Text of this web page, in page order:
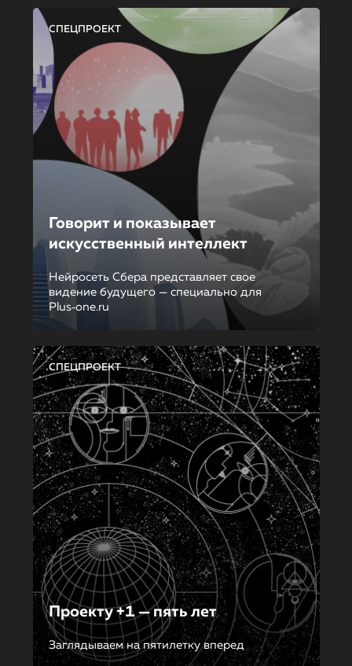
СПЕЦПРОЕКТ
Говорит и показывает
искусственный интеллект
Нейросеть Сбера представляет свое
видение будущего — специально для
Plus‑one.ru
СПЕЦПРОЕКТ
Проекту +1 — пять лет
Заглядываем на пятилетку вперед